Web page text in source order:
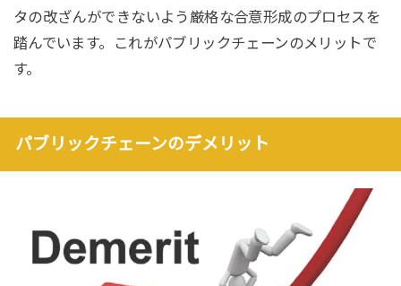
タの改ざんができないよう厳格な合意形成のプロセスを
踏んでいます。これがパブリックチェーンのメリットで
す。
パブリックチェーンのデメリット